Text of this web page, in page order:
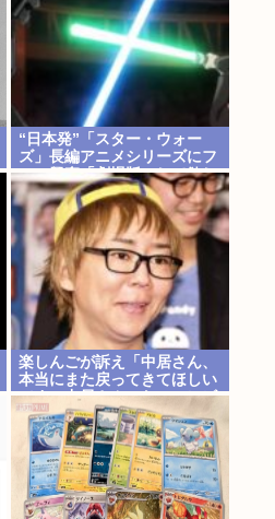
“日本発”「スター・ウォー
ズ」長編アニメシリーズにフ
ァン興奮「劇場版にして欲し
い」「艦隊戦も派手で面白
い」
楽しんごが訴え「中居さん、
本当にまた戻ってきてほしい
です。中居さんいないテレビ
は…」